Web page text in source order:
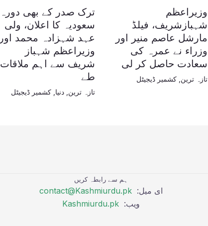
وزیراعظم
شہبازشریف، فیلڈ
مارشل عاصم منیر اور
وزراء نے عمرہ کی
سعادت حاصل کر لی
تازہ ترین ,کشمیر ڈیجیٹل
ترک صدر کے بھی دورہ
سعودیہ کا اعلان، ولی
عہد شہزادہ محمد اور
وزیراعظم شہباز
شریف سے اہم ملاقات
طے
تازہ ترین ,دنیا ,کشمیر ڈیجیٹل
ہم سے رابطہ کریں
ای میل: contact@Kashmiurdu.pk
ویب: Kashmiurdu.pk